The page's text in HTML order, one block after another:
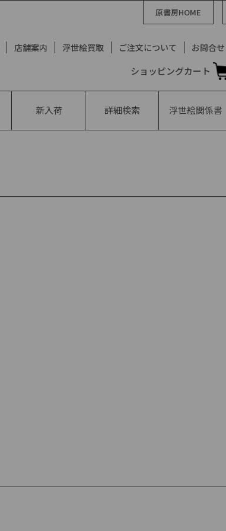
原書房HOME
店舗案内 浮世絵買取 ご注文について お問合せ
ショッピングカート
新入荷 詳細検索 浮世絵関係書